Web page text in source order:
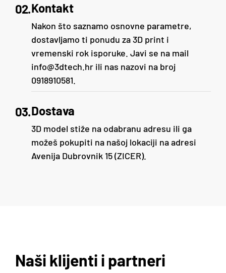
02.Kontakt
Nakon što saznamo osnovne parametre,
dostavljamo ti ponudu za 3D print i
vremenski rok isporuke. Javi se na mail
info@3dtech.hr ili nas nazovi na broj
0918910581.
03.Dostava
3D model stiže na odabranu adresu ili ga
možeš pokupiti na našoj lokaciji na adresi
Avenija Dubrovnik 15 (ZICER).
Naši klijenti i partneri